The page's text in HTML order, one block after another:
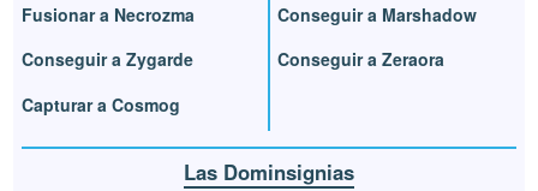
Fusionar a Necrozma
Conseguir a Zygarde
Capturar a Cosmog
Conseguir a Marshadow
Conseguir a Zeraora
Las Dominsignias